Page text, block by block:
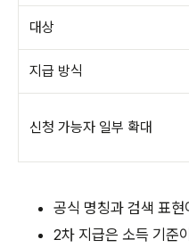
대상
지급 방식
신청 가능자 일부 확대
공식 명칭과 검색 표
2차 지급은 소득 기준